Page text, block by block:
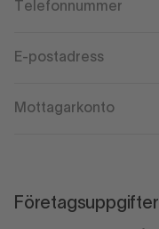
Telefonnummer
E-postadress
Mottagarkonto
Företagsuppgifter